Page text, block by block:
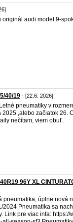
originál audi model 9-
40/19 - [22.6. 2026]
pneumatiky v
2025 ,alebo začiatok 26.
nečítam, viem obuť.
96Y XL
pneumatika, úplne nová
2024 Pneumatika sa
Link pre viac infa: